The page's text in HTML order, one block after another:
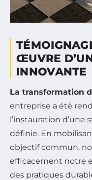
ŒUVRE
INNOVANTE
La transformation
entreprise a été
l’instauration d’une
définie. En
objectif commun,
efficacement notre
des pratiques